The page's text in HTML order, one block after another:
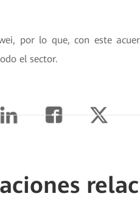
por lo que, con este
el sector.